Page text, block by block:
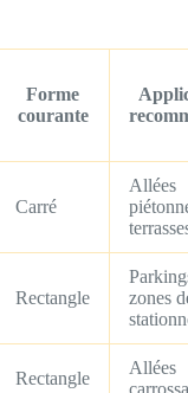
Forme
courante
Carré
Allées
Rectangle
zones
Rectangle
Allées